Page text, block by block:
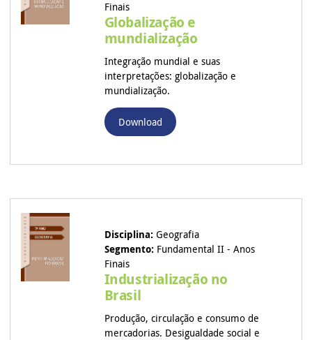
Finais
Globalização e
mundialização
Integração mundial e suas
interpretações: globalização e
mundialização.
Download
Disciplina: Geografia
Segmento: Fundamental II - Anos
Finais
Industrialização no
Brasil
Produção, circulação e consumo de
mercadorias. Desigualdade social e